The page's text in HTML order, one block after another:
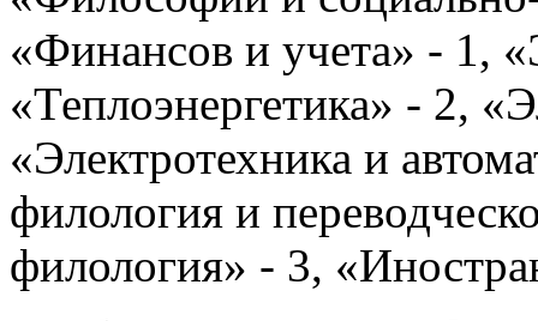
«Финансов и учета» - 1,
«Теплоэнергетика» - 2,
«Электротехника и
филология и
филология» - 3,